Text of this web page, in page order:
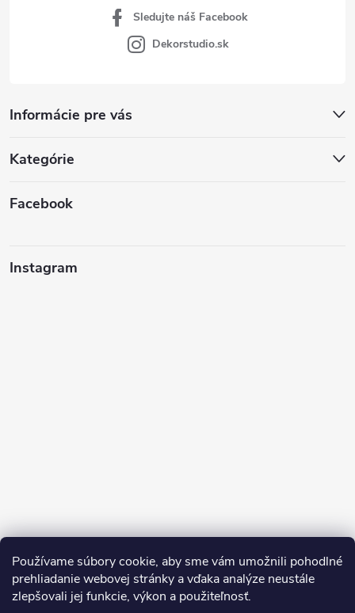
Používame súbory cookie, aby sme vám umožnili pohodlné
prehliadanie webovej stránky a vďaka analýze neustále
zlepšovali jej funkcie, výkon a použiteľnosť.
Informácie pre vás
Kategórie
Facebook
Instagram
Sledujte náš Facebook
Dekorstudio.sk